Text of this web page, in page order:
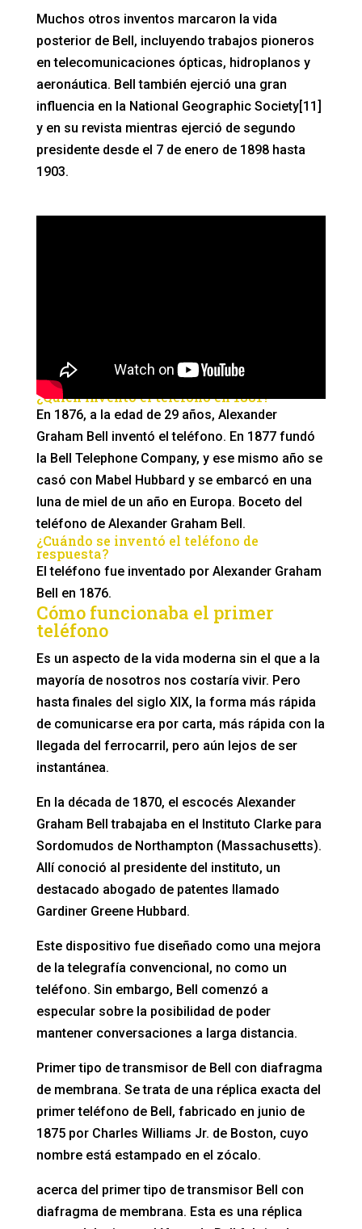
Muchos otros inventos marcaron la vida
posterior de Bell, incluyendo trabajos pioneros
en telecomunicaciones ópticas, hidroplanos y
aeronáutica. Bell también ejerció una gran
influencia en la National Geographic Society[11]
y en su revista mientras ejerció de segundo
presidente desde el 7 de enero de 1898 hasta
1903.
¿Quién inventó el teléfono en 1881?
En 1876, a la edad de 29 años, Alexander
Graham Bell inventó el teléfono. En 1877 fundó
la Bell Telephone Company, y ese mismo año se
casó con Mabel Hubbard y se embarcó en una
luna de miel de un año en Europa. Boceto del
teléfono de Alexander Graham Bell.
¿Cuándo se inventó el teléfono de
respuesta?
El teléfono fue inventado por Alexander Graham
Bell en 1876.
Cómo funcionaba el primer
teléfono
Es un aspecto de la vida moderna sin el que a la
mayoría de nosotros nos costaría vivir. Pero
hasta finales del siglo XIX, la forma más rápida
de comunicarse era por carta, más rápida con la
llegada del ferrocarril, pero aún lejos de ser
instantánea.
En la década de 1870, el escocés Alexander
Graham Bell trabajaba en el Instituto Clarke para
Sordomudos de Northampton (Massachusetts).
Allí conoció al presidente del instituto, un
destacado abogado de patentes llamado
Gardiner Greene Hubbard.
Este dispositivo fue diseñado como una mejora
de la telegrafía convencional, no como un
teléfono. Sin embargo, Bell comenzó a
especular sobre la posibilidad de poder
mantener conversaciones a larga distancia.
Primer tipo de transmisor de Bell con diafragma
de membrana. Se trata de una réplica exacta del
primer teléfono de Bell, fabricado en junio de
1875 por Charles Williams Jr. de Boston, cuyo
nombre está estampado en el zócalo.
acerca del primer tipo de transmisor Bell con
diafragma de membrana. Esta es una réplica